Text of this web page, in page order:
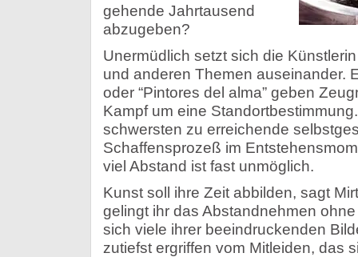
gehende Jahrtausend
abzugeben?
Unermüdlich setzt sich die
und anderen Themen auseinander.
oder “Pintores del alma” geben
Kampf um eine
schwersten zu erreichende
Schaffensprozeß im
viel Abstand ist fast unmöglich.
Kunst soll ihre Zeit abbilden, sagt
gelingt ihr das Abstandnehmen
sich viele ihrer beeindruckenden
zutiefst ergriffen vom Mitleiden, das